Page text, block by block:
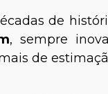
de
, sempre
de